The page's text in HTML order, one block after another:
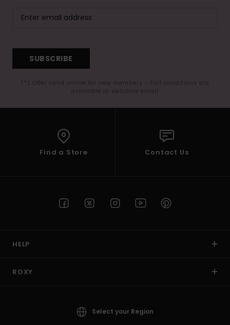
SUBSCRIBE
(*) Offer valid online for new members - Full conditions are
available in welcome email
Find a Store Contact Us
HELP
ROXY
Select your Region